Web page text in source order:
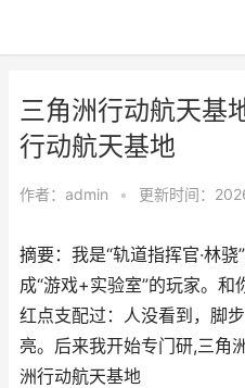
三角洲行动航天基
行动航天基地
作者： admin • 更新时间：
摘要：我是“轨道指挥官·林
成“游戏+实验室”的玩家。
红点支配过：人没看到，脚
亮。后来我开始专门研,三角
洲行动航天基地